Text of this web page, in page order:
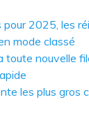
2025, les
mode classé
toute nouvelle
les plus gros